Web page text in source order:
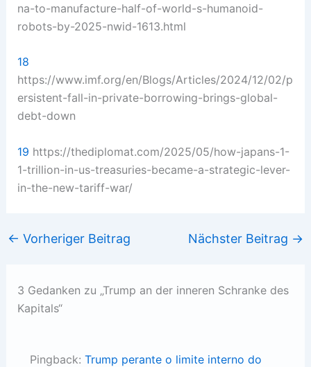
na-to-manufacture-half-of-world-s-humanoid-
robots-by-2025-nwid-1613.html
18
https://www.imf.org/en/Blogs/Articles/2024/12/02/p
ersistent-fall-in-private-borrowing-brings-global-
debt-down
19 https://thediplomat.com/2025/05/how-japans-1-
1-trillion-in-us-treasuries-became-a-strategic-lever-
in-the-new-tariff-war/
← Vorheriger Beitrag Nächster Beitrag →
3 Gedanken zu „Trump an der inneren Schranke des
Kapitals“
Pingback: Trump perante o limite interno do